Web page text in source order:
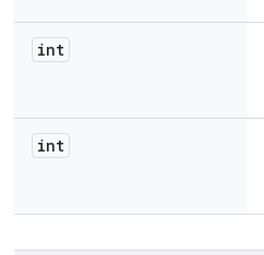
int
int